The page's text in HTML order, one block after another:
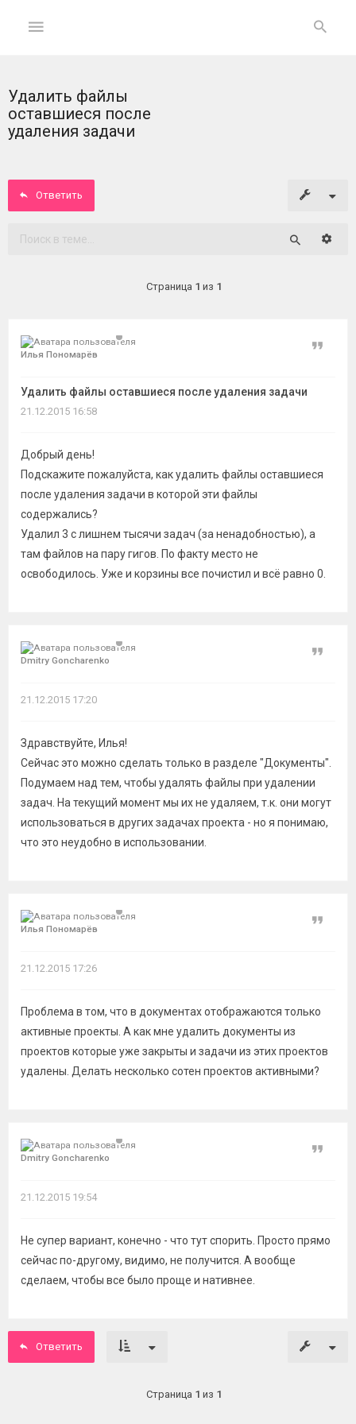
ГЛАВНАЯ
На
Вход
ФОРУМ
Активные
Удалить файлы
оставшиеся после
удаления задачи
Ответить
Страница 1 из 1
Илья Пономарёв
Удалить файлы оставшиеся после удаления задачи
Цитата
21.12.2015 16:58
Добрый день!
Подскажите пожалуйста, как удалить файлы оставшиеся
после удаления задачи в которой эти файлы
содержались?
Удалил 3 с лишнем тысячи задач (за ненадобностью), а
там файлов на пару гигов. По факту место не
освободилось. Уже и корзины все почистил и всё равно 0.
Dmitry Goncharenko
Цитата
21.12.2015 17:20
Здравствуйте, Илья!
Сейчас это можно сделать только в разделе "Документы".
Подумаем над тем, чтобы удалять файлы при удалении
задач. На текущий момент мы их не удаляем, т.к. они могут
использоваться в других задачах проекта - но я понимаю,
что это неудобно в использовании.
Илья Пономарёв
Цитата
21.12.2015 17:26
Проблема в том, что в документах отображаются только
активные проекты. А как мне удалить документы из
проектов которые уже закрыты и задачи из этих проектов
удалены. Делать несколько сотен проектов активными?
Dmitry Goncharenko
Цитата
21.12.2015 19:54
Не супер вариант, конечно - что тут спорить. Просто прямо
сейчас по-другому, видимо, не получится. А вообще
сделаем, чтобы все было проще и нативнее.
Ответить
Страница 1 из 1